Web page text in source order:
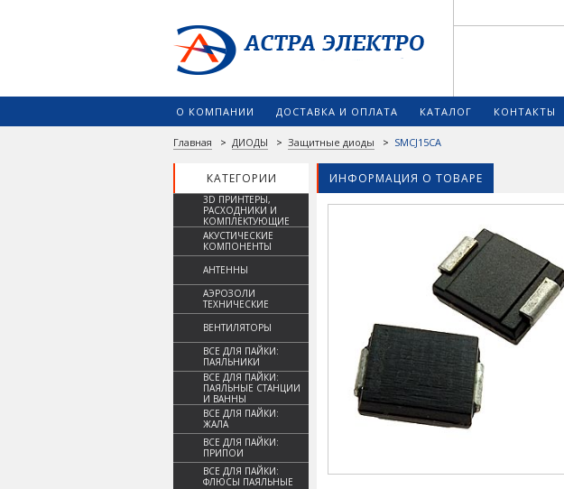
О КОМПАНИИ ДОСТАВКА И ОПЛАТА КАТАЛОГ КОНТАКТЫ
Главная > ДИОДЫ > Защитные диоды > SMCJ15CA
КАТЕГОРИИ ИНФОРМАЦИЯ О ТОВАРЕ
3D ПРИНТЕРЫ,
РАСХОДНИКИ И
КОМПЛЕКТУЮЩИЕ
АКУСТИЧЕСКИЕ
КОМПОНЕНТЫ
АНТЕННЫ
АЭРОЗОЛИ
ТЕХНИЧЕСКИЕ
ВЕНТИЛЯТОРЫ
ВСЕ ДЛЯ ПАЙКИ:
ПАЯЛЬНИКИ
ВСЕ ДЛЯ ПАЙКИ:
ПАЯЛЬНЫЕ СТАНЦИИ
И ВАННЫ
ВСЕ ДЛЯ ПАЙКИ:
ЖАЛА
ВСЕ ДЛЯ ПАЙКИ:
ПРИПОИ
ВСЕ ДЛЯ ПАЙКИ:
ФЛЮСЫ ПАЯЛЬНЫЕ